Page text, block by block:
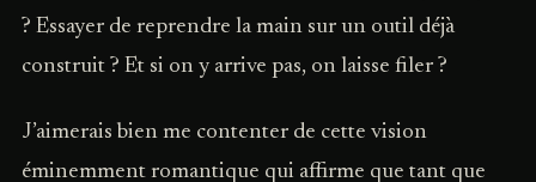
? Essayer de reprendre la main sur un outil déjà
construit ? Et si on y arrive pas, on laisse filer ?
J’aimerais bien me contenter de cette vision
éminemment romantique qui affirme que tant que